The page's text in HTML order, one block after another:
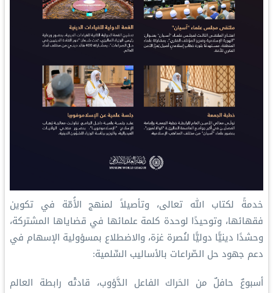
‏خدمةً لكتاب الله تعالى، وتأصيلاً لمنهج الأُمّة في تكوين
فقهائها، وتوحيدًا لوحدة كلمة علمائها في قضاياها المشتركة،
وحشدًا دينيًّا دوليًّا لنُصرة ⁧‫غزة‬⁩، والاضطلاع بمسؤولية الإسهام في
دعم جهود حل الصّراعات بالأساليب السِّلمية:
‏أسبوعٌ حافلٌ من الحَراك الفاعل الدَّؤوب، قادتْه ⁧‫رابطة العالم